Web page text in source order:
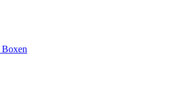
Boxen